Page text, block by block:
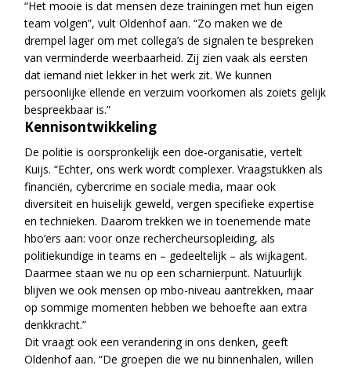
“Het mooie is dat mensen deze trainingen met hun eigen
team volgen”, vult Oldenhof aan. “Zo maken we de
drempel lager om met collega’s de signalen te bespreken
van verminderde weerbaarheid. Zij zien vaak als eersten
dat iemand niet lekker in het werk zit. We kunnen
persoonlijke ellende en verzuim voorkomen als zoiets gelijk
bespreekbaar is.”
Kennisontwikkeling
De politie is oorspronkelijk een doe-organisatie, vertelt
Kuijs. “Echter, ons werk wordt complexer. Vraagstukken als
financiën, cybercrime en sociale media, maar ook
diversiteit en huiselijk geweld, vergen specifieke expertise
en technieken. Daarom trekken we in toenemende mate
hbo’ers aan: voor onze rechercheursopleiding, als
politiekundige in teams en – gedeeltelijk – als wijkagent.
Daarmee staan we nu op een scharnierpunt. Natuurlijk
blijven we ook mensen op mbo-niveau aantrekken, maar
op sommige momenten hebben we behoefte aan extra
denkkracht.”
Dit vraagt ook een verandering in ons denken, geeft
Oldenhof aan. “De groepen die we nu binnenhalen, willen